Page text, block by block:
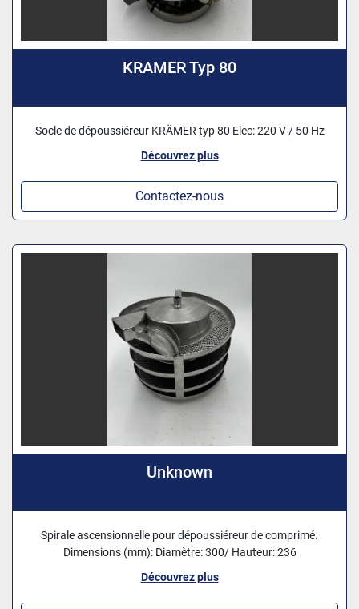
KRAMER Typ 80
Socle de dépoussiéreur KRÄMER typ 80 Elec: 220 V / 50 Hz
Découvrez plus
Contactez-nous
Unknown
Spirale ascensionnelle pour dépoussiéreur de comprimé.
Dimensions (mm): Diamètre: 300/ Hauteur: 236
Découvrez plus